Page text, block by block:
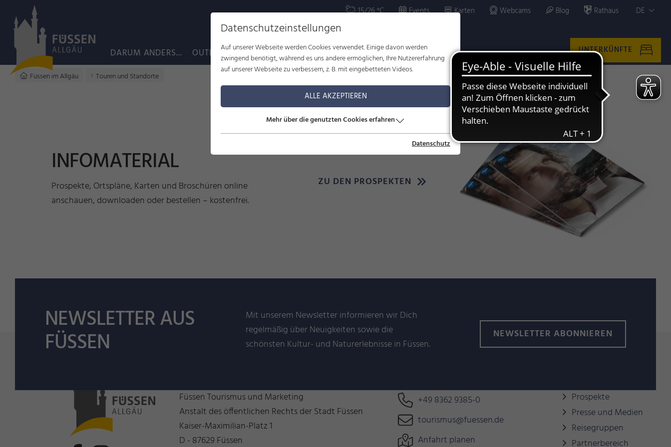
15/26 °C Events Karten Webcams Blog Rathaus DE
DARUM ANDERS... OUTDOOR KULTUR WOHLBEFINDEN FAMILIE SERVICE UNTERKÜNFTE
Füssen im Allgäu Touren und Standorte
INFOMATERIAL
Prospekte, Ortspläne, Karten und Broschüren online
anschauen, downloaden oder bestellen – kostenfrei.
ZU DEN PROSPEKTEN
NEWSLETTER AUS
FÜSSEN
Mit unserem Newsletter informieren wir Dich
regelmäßig über Neuigkeiten sowie die
schönsten Kultur- und Naturerlebnisse in Füssen.
NEWSLETTER ABONNIEREN
Füssen Tourismus und Marketing
Anstalt des öffentlichen Rechts der Stadt Füssen
Kaiser-Maximilian-Platz 1
D - 87629 Füssen
+49 8362 9385-0
tourismus@fuessen.de
Anfahrt planen
Prospekte
Presse und Medien
Reisegruppen
Partnerbereich
Datenschutzeinstellungen
Auf unserer Webseite werden Cookies verwendet. Einige davon werden
zwingend benötigt, während es uns andere ermöglichen, Ihre Nutzererfahrung
auf unserer Webseite zu verbessern, z. B. mit eingebetteten Videos.
ALLE AKZEPTIEREN
Mehr über die genutzten Cookies erfahren
Datenschutz